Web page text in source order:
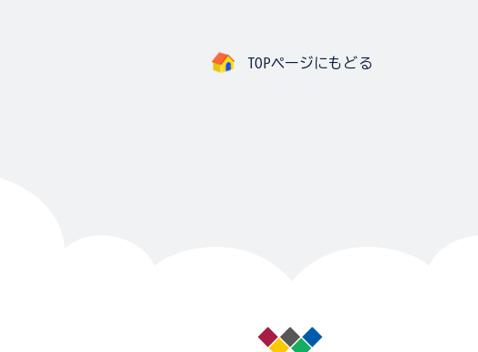
TOPページにもどる